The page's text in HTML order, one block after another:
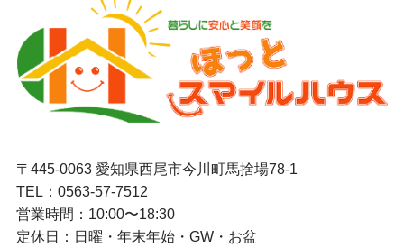
〒445-0063 愛知県西尾市今川町馬捨場78-1
TEL： 0563-57-7512
営業時間：10:00〜18:30
定休日：日曜・年末年始・GW・お盆